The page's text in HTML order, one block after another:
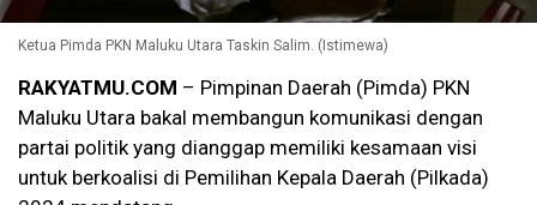
Ketua Pimda PKN Maluku Utara Taskin Salim. (Istimewa)
RAKYATMU.COM – Pimpinan Daerah (Pimda) PKN
Maluku Utara bakal membangun komunikasi dengan
partai politik yang dianggap memiliki kesamaan visi
untuk berkoalisi di Pemilihan Kepala Daerah (Pilkada)